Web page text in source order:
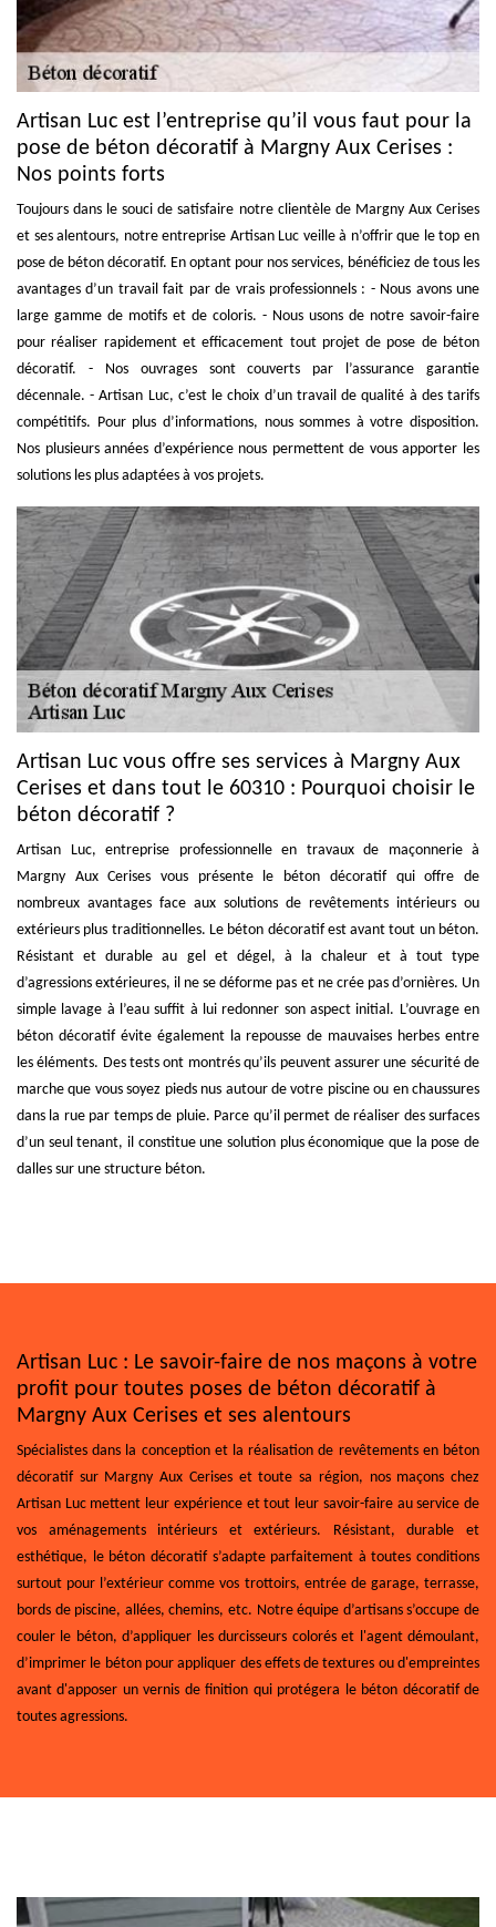
Artisan Luc est l’entreprise qu’il vous faut pour la
pose de béton décoratif à Margny Aux Cerises :
Nos points forts
Toujours dans le souci de satisfaire notre clientèle de Margny Aux Cerises
et ses alentours, notre entreprise Artisan Luc veille à n’offrir que le top en
pose de béton décoratif. En optant pour nos services, bénéficiez de tous les
avantages d’un travail fait par de vrais professionnels : - Nous avons une
large gamme de motifs et de coloris. - Nous usons de notre savoir-faire
pour réaliser rapidement et efficacement tout projet de pose de béton
décoratif. - Nos ouvrages sont couverts par l’assurance garantie
décennale. - Artisan Luc, c’est le choix d’un travail de qualité à des tarifs
compétitifs. Pour plus d’informations, nous sommes à votre disposition.
Nos plusieurs années d’expérience nous permettent de vous apporter les
solutions les plus adaptées à vos projets.
Artisan Luc vous offre ses services à Margny Aux
Cerises et dans tout le 60310 : Pourquoi choisir le
béton décoratif ?
Artisan Luc, entreprise professionnelle en travaux de maçonnerie à
Margny Aux Cerises vous présente le béton décoratif qui offre de
nombreux avantages face aux solutions de revêtements intérieurs ou
extérieurs plus traditionnelles. Le béton décoratif est avant tout un béton.
Résistant et durable au gel et dégel, à la chaleur et à tout type
d’agressions extérieures, il ne se déforme pas et ne crée pas d’ornières. Un
simple lavage à l’eau suffit à lui redonner son aspect initial. L’ouvrage en
béton décoratif évite également la repousse de mauvaises herbes entre
les éléments. Des tests ont montrés qu’ils peuvent assurer une sécurité de
marche que vous soyez pieds nus autour de votre piscine ou en chaussures
dans la rue par temps de pluie. Parce qu’il permet de réaliser des surfaces
d’un seul tenant, il constitue une solution plus économique que la pose de
dalles sur une structure béton.
Artisan Luc : Le savoir-faire de nos maçons à votre
profit pour toutes poses de béton décoratif à
Margny Aux Cerises et ses alentours
Spécialistes dans la conception et la réalisation de revêtements en béton
décoratif sur Margny Aux Cerises et toute sa région, nos maçons chez
Artisan Luc mettent leur expérience et tout leur savoir-faire au service de
vos aménagements intérieurs et extérieurs. Résistant, durable et
esthétique, le béton décoratif s’adapte parfaitement à toutes conditions
surtout pour l’extérieur comme vos trottoirs, entrée de garage, terrasse,
bords de piscine, allées, chemins, etc. Notre équipe d’artisans s’occupe de
couler le béton, d’appliquer les durcisseurs colorés et l'agent démoulant,
d’imprimer le béton pour appliquer des effets de textures ou d'empreintes
avant d'apposer un vernis de finition qui protégera le béton décoratif de
toutes agressions.